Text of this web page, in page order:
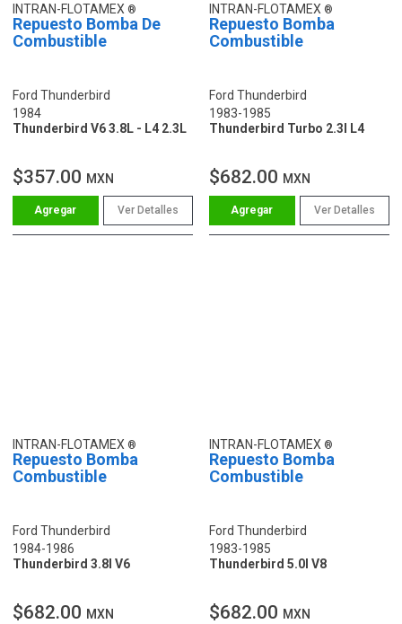
INTRAN-FLOTAMEX
Repuesto Bomba De
Combustible
Ford Thunderbird
1984
Thunderbird V6 3.8L - L4 2.3L
$357.00 MXN
Ver Detalles
INTRAN-FLOTAMEX
Repuesto Bomba
Combustible
Ford Thunderbird
1983-1985
Thunderbird Turbo 2.3l L4
$682.00 MXN
Ver Detalles
INTRAN-FLOTAMEX
Repuesto Bomba
Combustible
Ford Thunderbird
1984-1986
Thunderbird 3.8l V6
$682.00 MXN
INTRAN-FLOTAMEX
Repuesto Bomba
Combustible
Ford Thunderbird
1983-1985
Thunderbird 5.0l V8
$682.00 MXN